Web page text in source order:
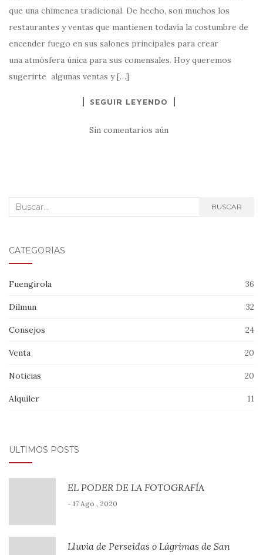
que una chimenea tradicional. De hecho, son muchos los
restaurantes y ventas que mantienen todavía la costumbre de
encender fuego en sus salones principales para crear
una atmósfera única para sus comensales. Hoy queremos
sugerirte algunas ventas y […]
SEGUIR LEYENDO
Sin comentarios aún
Buscar: BUSCAR
CATEGORÍAS
Fuengirola 36
Dilmun 32
Consejos 24
Venta 20
Noticias 20
Alquiler 11
ÚLTIMOS POSTS
EL PODER DE LA FOTOGRAFÍA
- 17 Ago , 2020
Lluvia de Perseidas o Lágrimas de San